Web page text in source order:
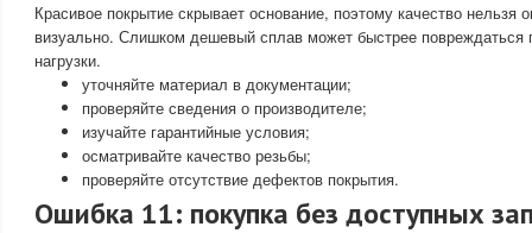
Красивое покрытие скрывает основание, поэтому качество нельзя
визуально. Слишком дешевый сплав может быстрее повреждаться
нагрузки.
уточняйте материал в документации;
проверяйте сведения о производителе;
изучайте гарантийные условия;
осматривайте качество резьбы;
проверяйте отсутствие дефектов покрытия.
Ошибка 11: покупка без доступных